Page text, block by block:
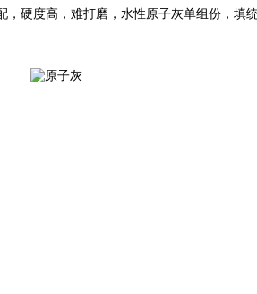
硬度高，难打磨，水性原子灰单组份，填